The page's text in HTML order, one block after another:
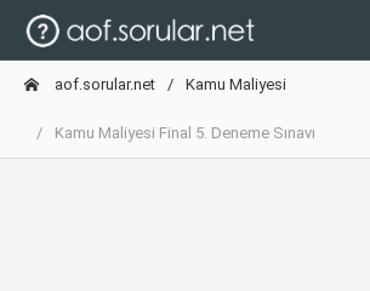
aof.sorular.net Kamu Maliyesi
Kamu Maliyesi Final 5. Deneme Sınavı